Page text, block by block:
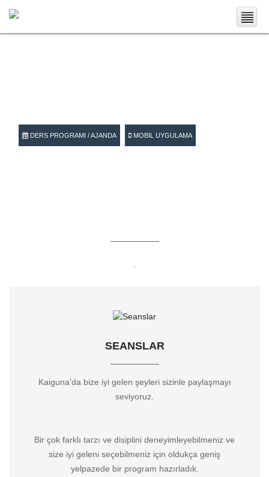
DERS PROGRAMI / AJANDA MOBIL UYGULAMA
SEANSLAR
Kaiguna'da bize iyi gelen şeyleri sizinle paylaşmayı
seviyoruz.
Bir çok farklı tarzı ve disiplini deneyimleyebilmeniz ve
size iyi geleni seçebilmeniz için oldukça geniş
yelpazede bir program hazırladık.